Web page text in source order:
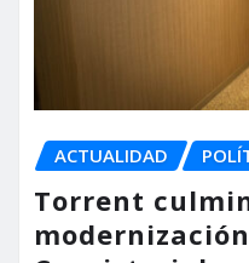
ACTUALIDAD
Torrent